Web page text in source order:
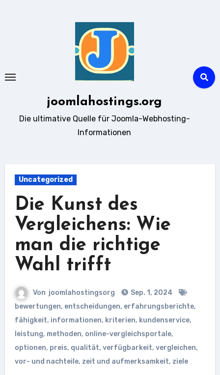
joomlahostings.org
Die ultimative Quelle für Joomla-Webhosting-
Informationen
Uncategorized
Die Kunst des
Vergleichens: Wie
man die richtige
Wahl trifft
Von joomlahostingsorg
Sep. 1, 2024
bewertungen, entscheidungen, erfahrungsberichte,
fähigkeit, informationen, kriterien, kundenservice,
leistung, methoden, online-vergleichsportale,
optionen, preis, qualität, verfügbarkeit, vergleichen,
vor- und nachteile, zeit und aufmerksamkeit, ziele